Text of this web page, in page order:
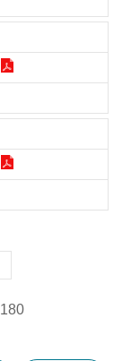
180